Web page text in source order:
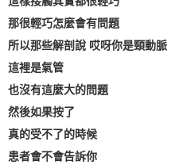
那很輕巧怎麼會有問題
所以那些解剖說 哎呀你是頸動脈
這裡是氣管
也沒有這麼大的問題
然後如果按了
真的受不了的時候
患者會不會告訴你